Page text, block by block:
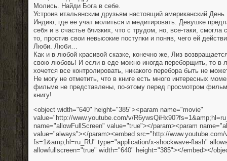
Молись. Найди Бога в себе.
Устроив итальянским друзьям настоящий американский
Индию, где ее учат молиться и медитировать. Девушке
себя и в счастье близких, что с трудом, но, все-таки, смогла
то, простив свои невысокие поступки и поняв, чего ей
Люби. Люби…
Как и в любой красивой сказке, конечно же, Лиз
свою любовь! И если в еде можно иногда переборщить, то в
хочется все контролировать, никакого перебора быть не
Не могу не отметить, что в книге есть много интересных
фильме не представлены, по-этому перед просмотром
книгу!
<object width="640" height="385"><param name="movie"
value="http://www.youtube.com/v/R6ywsQi
name="allowFullScreen" value="true"></param><param
value="always"></param><embed src="http://
fs=1&amp;hl=ru_RU" type="application/x-shockwave-flash"
allowfullscreen="true" width="640" height="385"></embed></